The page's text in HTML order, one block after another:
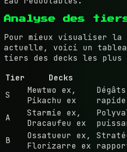
Analyse des
Pour mieux visualiser la
actuelle, voici un
tiers des decks les plus
Tier
Decks
S
Mewtwo ex,
Pikachu ex
rapide
A
Starmie ex,
Dracaufeu ex
B
Ossatueur ex,
Florizarre ex